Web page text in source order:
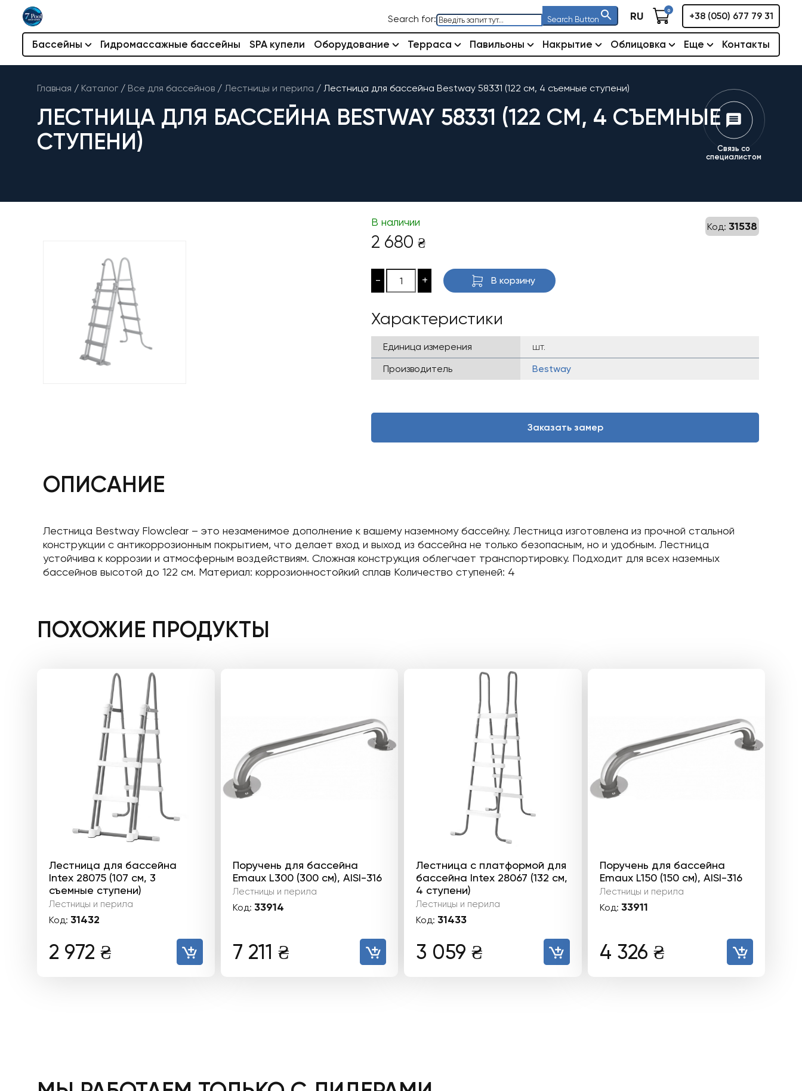
Search for: Search Button RU 0
+38 (050) 677 79 31
Бассейны Гидромассажные бассейны SPA купели Оборудование Терраса Павильоны Накрытие Облицовка Еще Контакты
Главная / Каталог / Все для бассейнов / Лестницы и перила / Лестница для бассейна Bestway 58331 (122 см, 4 съемные ступени)
ЛЕСТНИЦА ДЛЯ БАССЕЙНА BESTWAY 58331 (122 СМ, 4 СЪЕМНЫЕ
СТУПЕНИ)
Связь со
специалистом
Код: 31538
В наличии
2 680 ₴
- + В корзину
Характеристики
Единица измерения
шт.
Производитель
Bestway
Заказать замер
ОПИСАНИЕ
Лестница Bestway Flowclear – это незаменимое дополнение к вашему наземному бассейну. Лестница изготовлена ​​из прочной стальной
конструкции с антикоррозионным покрытием, что делает вход и выход из бассейна не только безопасным, но и удобным. Лестница
устойчива к коррозии и атмосферным воздействиям. Сложная конструкция облегчает транспортировку. Подходит для всех наземных
бассейнов высотой до 122 см. Материал: коррозионностойкий сплав Количество ступеней: 4
ПОХОЖИЕ ПРОДУКТЫ
Лестница для бассейна
Intex 28075 (107 см, 3
съемные ступени)
Лестницы и перила
Код: 31432
2 972 ₴
Поручень для бассейна
Emaux L300 (300 см), AISI-316
Лестницы и перила
Код: 33914
7 211 ₴
Лестница с платформой для
бассейна Intex 28067 (132 см,
4 ступени)
Лестницы и перила
Код: 31433
3 059 ₴
Поручень для бассейна
Emaux L150 (150 см), AISI-316
Лестницы и перила
Код: 33911
4 326 ₴